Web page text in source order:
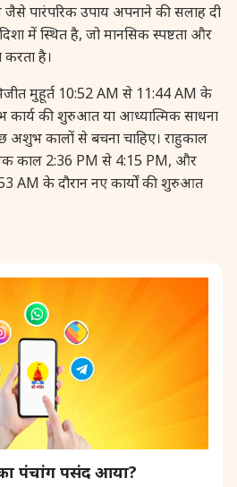
Raksha Bandhan
Shravana Purnima
Varalakshmi Vrat
Heramba Sankashti Chaturthi
पारंपरिक उपाय अपनाने की सलाह दी
में स्थित है, जो मानसिक स्पष्टता और
करता है।
मुहूर्त 10:52 AM से 11:44 AM के
कार्य की शुरुआत या आध्यात्मिक साधना
अशुभ कालों से बचना चाहिए। राहुकाल
काल 2:36 PM से 4:15 PM, और
AM के दौरान नए कार्यों की शुरुआत
का पंचांग पसंद आया?